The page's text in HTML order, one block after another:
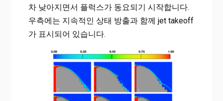
차 낮아지면서 플럭스가 동요되기 시작합니다.
우측에는 지속적인 상태 방출과 함께 jet takeoff
가 표시되어 있습니다.